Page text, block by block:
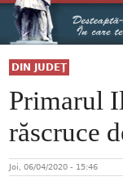
DIN JUDEŢ
Primarul
răscruce
Joi, 06/04/2020 - 15:46